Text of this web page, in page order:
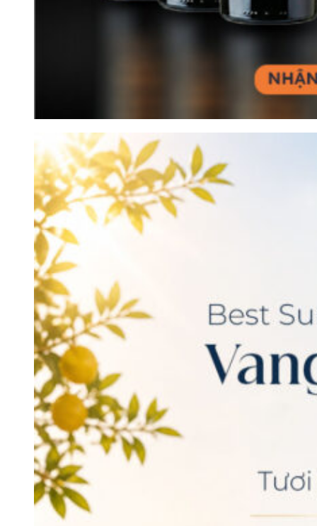
Các quốc gia làm vang nổi tiếng:
Rượuvang Ýnhập khẩu
Rượuvang Chilecao cấp
Rượuvang Pháp
nhập khẩu
Rượuvang Úc
Rượu vang Mỹgiá tốt
Rượuvang Argentina
Rượu vang New Zealand
Rượu
vang Tây Ban Nhagiá tốt